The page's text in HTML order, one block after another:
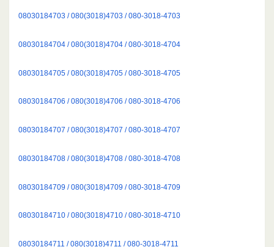
08030184703 / 080(3018)4703 / 080-3018-4703
08030184704 / 080(3018)4704 / 080-3018-4704
08030184705 / 080(3018)4705 / 080-3018-4705
08030184706 / 080(3018)4706 / 080-3018-4706
08030184707 / 080(3018)4707 / 080-3018-4707
08030184708 / 080(3018)4708 / 080-3018-4708
08030184709 / 080(3018)4709 / 080-3018-4709
08030184710 / 080(3018)4710 / 080-3018-4710
08030184711 / 080(3018)4711 / 080-3018-4711